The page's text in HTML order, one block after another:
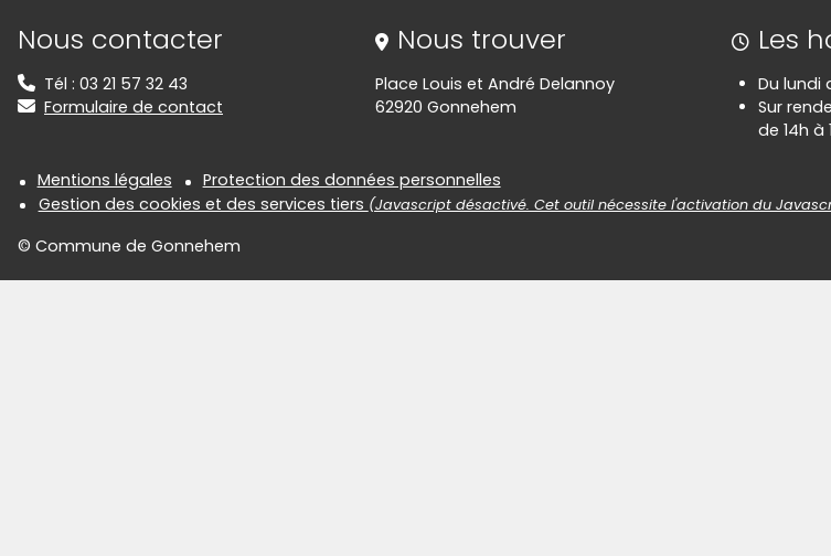
Informations de contact
Nous contacter
Tél : 03 21 57 32 43
Formulaire de contact
Nous trouver
Place Louis et André Delannoy
62920 Gonnehem
Les
Du lundi
Sur
de 14h à
Informations réglementaires
Mentions légales
Protection des données personnelles
Gestion des cookies et des services tiers (Javascript désactivé. Cet outil nécessite l'activation du
© Commune de Gonnehem